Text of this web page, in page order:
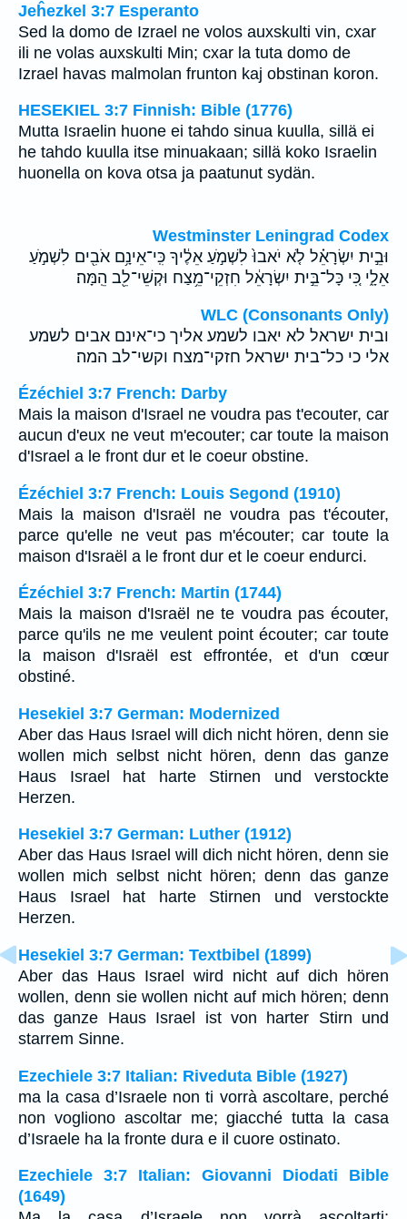
Jeĥezkel 3:7 Esperanto
Sed la domo de Izrael ne volos auxskulti vin, cxar
ili ne volas auxskulti Min; cxar la tuta domo de
Izrael havas malmolan frunton kaj obstinan koron.
HESEKIEL 3:7 Finnish: Bible (1776)
Mutta Israelin huone ei tahdo sinua kuulla, sillä ei
he tahdo kuulla itse minuakaan; sillä koko Israelin
huonella on kova otsa ja paatunut sydän.
Westminster Leningrad Codex
וּבֵ֣ית יִשְׂרָאֵ֗ל לֹ֤א יֹאבוּ֙ לִשְׁמֹ֣עַ אֵלֶ֔יךָ כִּֽי־אֵינָ֥ם אֹבִ֖ים לִשְׁמֹ֣עַ
אֵלָ֑י כִּ֚י כָּל־בֵּ֣ית יִשְׂרָאֵ֔ל חִזְקֵי־מֵ֥צַח וּקְשֵׁי־לֵ֖ב הֵֽמָּה׃
WLC (Consonants Only)
ובית ישראל לא יאבו לשמע אליך כי־אינם אבים לשמע
אלי כי כל־בית ישראל חזקי־מצח וקשי־לב המה׃
Ézéchiel 3:7 French: Darby
Mais la maison d'Israel ne voudra pas t'ecouter, car
aucun d'eux ne veut m'ecouter; car toute la maison
d'Israel a le front dur et le coeur obstine.
Ézéchiel 3:7 French: Louis Segond (1910)
Mais la maison d'Israël ne voudra pas t'écouter,
parce qu'elle ne veut pas m'écouter; car toute la
maison d'Israël a le front dur et le coeur endurci.
Ézéchiel 3:7 French: Martin (1744)
Mais la maison d'Israël ne te voudra pas écouter,
parce qu'ils ne me veulent point écouter; car toute
la maison d'Israël est effrontée, et d'un cœur
obstiné.
Hesekiel 3:7 German: Modernized
Aber das Haus Israel will dich nicht hören, denn sie
wollen mich selbst nicht hören, denn das ganze
Haus Israel hat harte Stirnen und verstockte
Herzen.
Hesekiel 3:7 German: Luther (1912)
Aber das Haus Israel will dich nicht hören, denn sie
wollen mich selbst nicht hören; denn das ganze
Haus Israel hat harte Stirnen und verstockte
Herzen.
Hesekiel 3:7 German: Textbibel (1899)
Aber das Haus Israel wird nicht auf dich hören
wollen, denn sie wollen nicht auf mich hören; denn
das ganze Haus Israel ist von harter Stirn und
starrem Sinne.
Ezechiele 3:7 Italian: Riveduta Bible (1927)
ma la casa d’Israele non ti vorrà ascoltare, perché
non vogliono ascoltar me; giacché tutta la casa
d’Israele ha la fronte dura e il cuore ostinato.
Ezechiele 3:7 Italian: Giovanni Diodati Bible
(1649)